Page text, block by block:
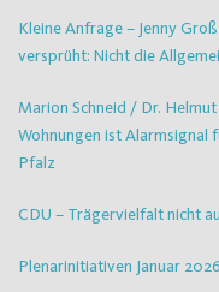
Kleine Anfrage – Jenny
versprüht: Nicht die
Marion Schneid / Dr.
Wohnungen ist Alarmsignal
Pfalz
CDU – Trägervielfalt nicht
Plenarinitiativen Januar 2026